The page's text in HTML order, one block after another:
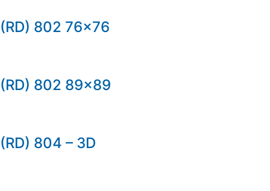
(RD) 802 76×76
(RD) 802 89×89
(RD) 804 – 3D